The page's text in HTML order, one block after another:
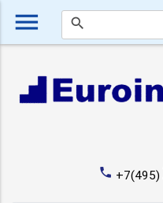
menu search
phone +7(495)